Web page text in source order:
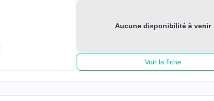
Aucune disponibilité à venir
Voir la fiche